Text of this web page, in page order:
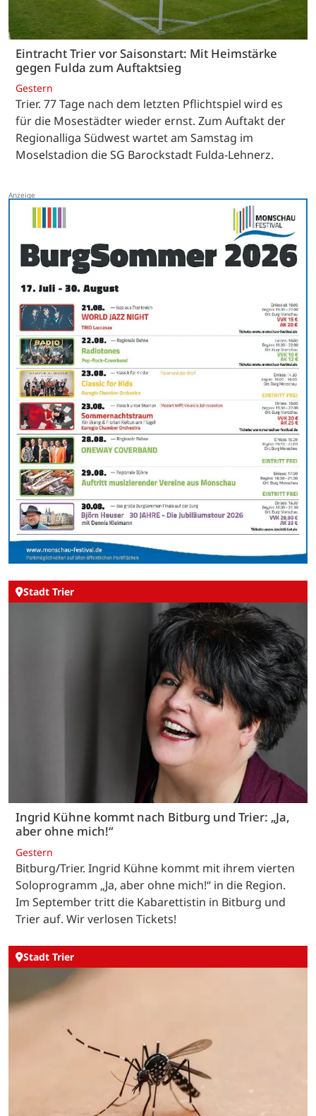
Eintracht Trier vor Saisonstart: Mit Heimstärke
gegen Fulda zum Auftaktsieg
Gestern
Trier. 77 Tage nach dem letzten Pflichtspiel wird es
für die Mosestädter wieder ernst. Zum Auftakt der
Regionalliga Südwest wartet am Samstag im
Moselstadion die SG Barockstadt Fulda-Lehnerz.
Stadt Trier
Ingrid Kühne kommt nach Bitburg und Trier: „Ja,
aber ohne mich!“
Gestern
Bitburg/Trier. Ingrid Kühne kommt mit ihrem vierten
Soloprogramm „Ja, aber ohne mich!“ in die Region.
Im September tritt die Kabarettistin in Bitburg und
Trier auf. Wir verlosen Tickets!
Stadt Trier